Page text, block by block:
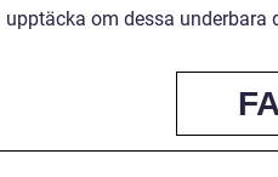
upptäcka om dessa underbara